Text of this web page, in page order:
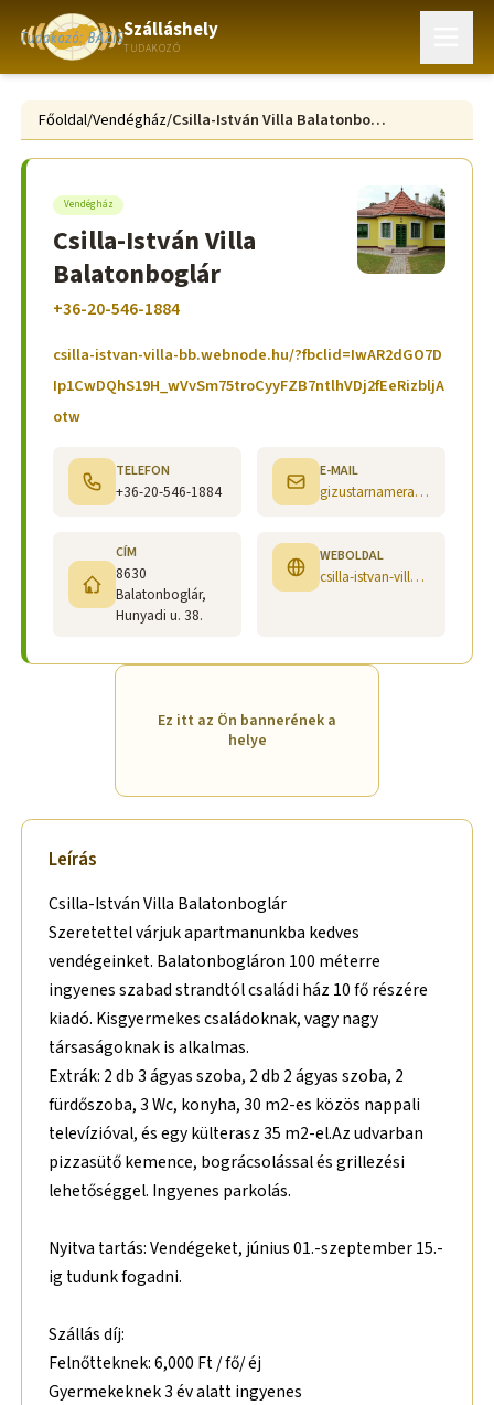
Szálláshely
TUDAKOZÓ
Főoldal/Vendégház/ Csilla-István Villa Balatonboglár
Vendégház
Csilla-István Villa
Balatonboglár
+36-20-546-1884
csilla-istvan-villa-bb.webnode.hu/?fbclid=IwAR2dGO7D
Ip1CwDQhS19H_wVvSm75troCyyFZB7ntlhVDj2fEeRizbljA
otw
TELEFON
+36-20-546-1884
E-MAIL
gizustarnamera@gmail.com
CÍM
8630
Balatonboglár,
Hunyadi u. 38.
WEBOLDAL
csilla-istvan-villa-bb.webnode.hu/?fbclid=IwAR2dGO7DIp1CwDQhS19H_wVvSm75troCyyFZB7ntlhVDj2fEeRizbljAotw
Ez itt az Ön bannerének a
helye
Leírás
Csilla-István Villa Balatonboglár
Szeretettel várjuk apartmanunkba kedves
vendégeinket. Balatonbogláron 100 méterre
ingyenes szabad strandtól családi ház 10 fő részére
kiadó. Kisgyermekes családoknak, vagy nagy
társaságoknak is alkalmas.
Extrák: 2 db 3 ágyas szoba, 2 db 2 ágyas szoba, 2
fürdőszoba, 3 Wc, konyha, 30 m2-es közös nappali
televízióval, és egy külterasz 35 m2-el.Az udvarban
pizzasütő kemence, bográcsolással és grillezési
lehetőséggel. Ingyenes parkolás.
Nyitva tartás: Vendégeket, június 01.-szeptember 15.-
ig tudunk fogadni.
Szállás díj:
Felnőtteknek: 6,000 Ft / fő/ éj
Gyermekeknek 3 év alatt ingyenes